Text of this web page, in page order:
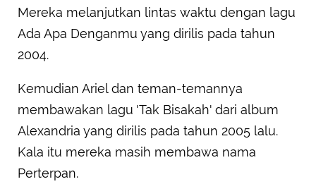
Mereka melanjutkan lintas waktu dengan lagu
Ada Apa Denganmu yang dirilis pada tahun
2004.
Kemudian Ariel dan teman-temannya
membawakan lagu 'Tak Bisakah' dari album
Alexandria yang dirilis pada tahun 2005 lalu.
Kala itu mereka masih membawa nama
Perterpan.